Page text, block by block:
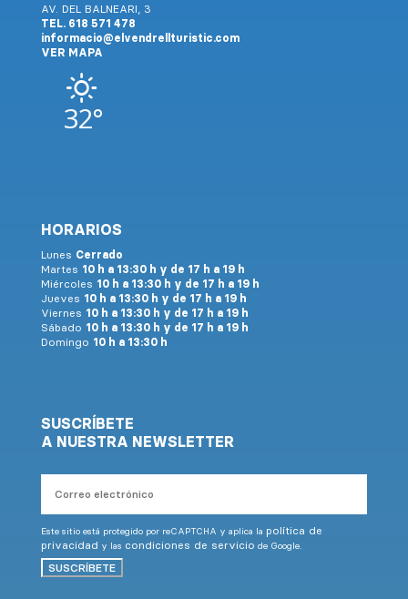
AV. DEL BALNEARI, 3
TEL. 618 571 478
informacio@elvendrellturistic.com
VER MAPA
32°
HORARIOS
Lunes Cerrado
Martes 10 h a 13:30 h y de 17 h a 19 h
Miércoles 10 h a 13:30 h y de 17 h a 19 h
Jueves 10 h a 13:30 h y de 17 h a 19 h
Viernes 10 h a 13:30 h y de 17 h a 19 h
Sábado 10 h a 13:30 h y de 17 h a 19 h
Domingo 10 h a 13:30 h
SUSCRÍBETE
A NUESTRA NEWSLETTER
electrónico
Este sitio está protegido por reCAPTCHA y aplica la política de
privacidad y las condiciones de servicio de Google.
SUSCRÍBETE